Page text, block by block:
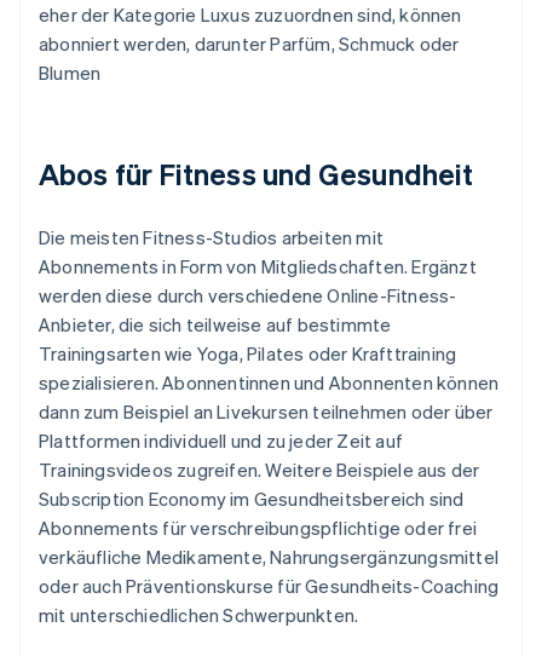
eher der Kategorie Luxus zuzuordnen sind, können
abonniert werden, darunter Parfüm, Schmuck oder
Blumen
Abos für Fitness und Gesundheit
Die meisten Fitness-Studios arbeiten mit
Abonnements in Form von Mitgliedschaften. Ergänzt
werden diese durch verschiedene Online-Fitness-
Anbieter, die sich teilweise auf bestimmte
Trainingsarten wie Yoga, Pilates oder Krafttraining
spezialisieren. Abonnentinnen und Abonnenten können
dann zum Beispiel an Livekursen teilnehmen oder über
Plattformen individuell und zu jeder Zeit auf
Trainingsvideos zugreifen. Weitere Beispiele aus der
Subscription Economy im Gesundheitsbereich sind
Abonnements für verschreibungspflichtige oder frei
verkäufliche Medikamente, Nahrungsergänzungsmittel
oder auch Präventionskurse für Gesundheits-Coaching
mit unterschiedlichen Schwerpunkten.